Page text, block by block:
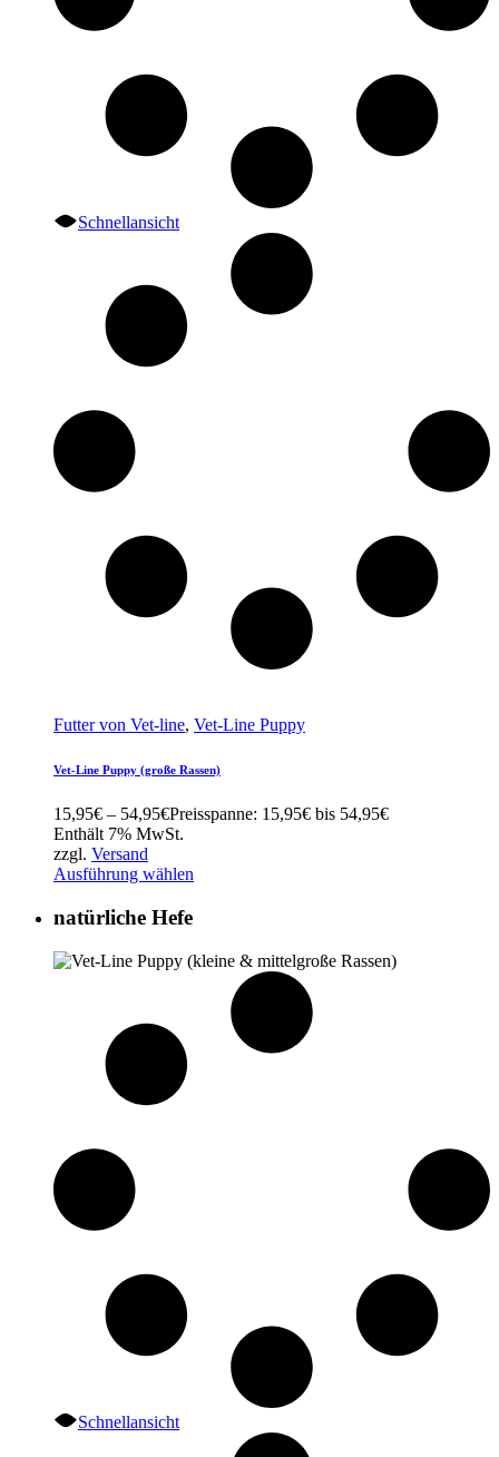
Schnellansicht
Futter von Vet-line, Vet-Line Puppy
Vet-Line Puppy (große Rassen)
15,95€ – 54,95€Preisspanne: 15,95€ bis 54,95€
Enthält 7% MwSt.
zzgl. Versand
Ausführung wählen
natürliche Hefe
Schnellansicht